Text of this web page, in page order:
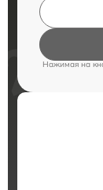
Нажимая на